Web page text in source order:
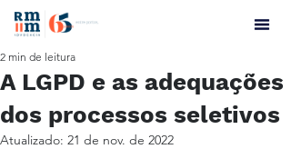
A LGPD e as adequações
dos processos seletivos
2 min de leitura
Atualizado: 21 de nov. de 2022